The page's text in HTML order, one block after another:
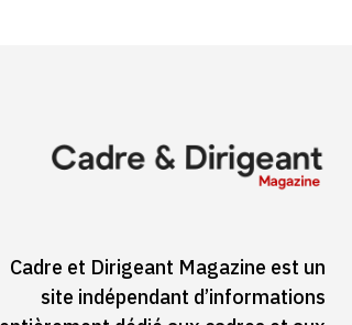
Cadre et Dirigeant Magazine est un
site indépendant d’informations